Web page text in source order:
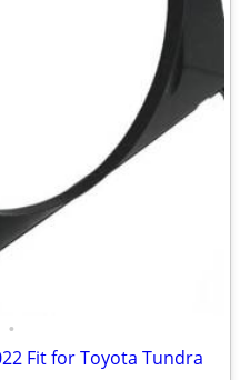
•
Fit for Toyota Tundra